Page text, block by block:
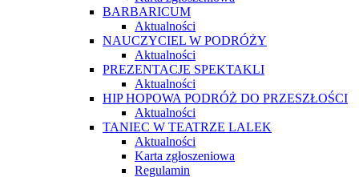
BARBARICUM
Aktualności
NAUCZYCIEL W PODRÓŻY
Aktualności
PREZENTACJE SPEKTAKLI
Aktualności
HIP HOPOWA PODRÓŻ DO PRZESZŁOŚCI
Aktualności
TANIEC W TEATRZE LALEK
Aktualności
Karta zgłoszeniowa
Regulamin